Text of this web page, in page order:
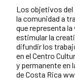
Los objetivos del
la comunidad a
que representa
estimular la
difundir los
en el Centro
y permanente en
de Costa Rica